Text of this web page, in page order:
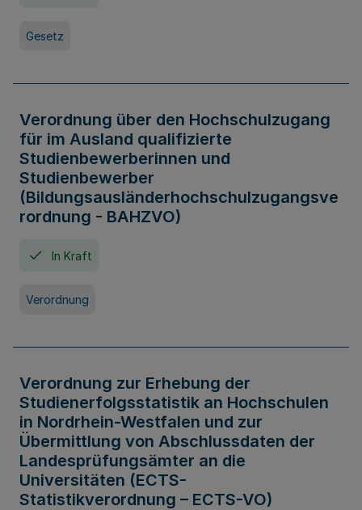
Gesetz
Verordnung über den Hochschulzugang
für im Ausland qualifizierte
Studienbewerberinnen und
Studienbewerber
(Bildungsausländerhochschulzugangsve
rordnung - BAHZVO)
In Kraft
Verordnung
Verordnung zur Erhebung der
Studienerfolgsstatistik an Hochschulen
in Nordrhein-Westfalen und zur
Übermittlung von Abschlussdaten der
Landesprüfungsämter an die
Universitäten (ECTS-
Statistikverordnung – ECTS-VO)